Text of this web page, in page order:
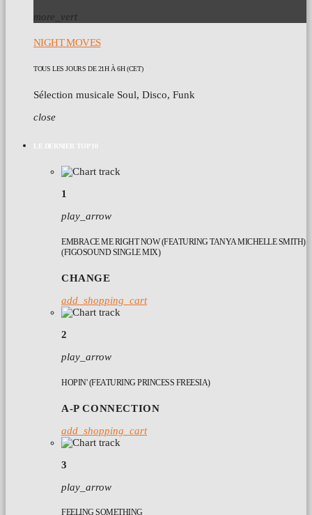
more_vert
NIGHT MOVES
TOUS LES JOURS DE 21H À 6H (CET)
Sélection musicale Soul, Disco, Funk
close
LE DERNIER TOP 10
1
play_arrow
EMBRACE ME RIGHT NOW (FEATURING TANYA MICHELLE SMITH)
(FIGOSOUND SINGLE MIX)
CHANGE
add_shopping_cart
2
play_arrow
HOPIN' (FEATURING PRINCESS FREESIA)
A-P CONNECTION
add_shopping_cart
3
play_arrow
FEELING SOMETHING